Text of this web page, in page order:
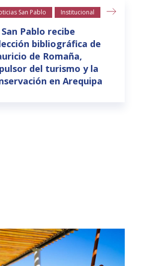
San Pablo Institucional
San Pablo recibe
bibliográfica de
de Romaña,
del turismo y la
en Arequipa